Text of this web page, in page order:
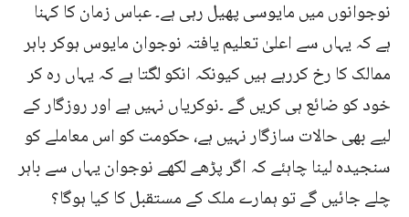
نوجوانوں میں مایوسی پھیل رہی ہے۔ عباس زمان کا کہنا
ہے کہ یہاں سے اعلیٰ تعلیم یافتہ نوجوان مایوس ہوکر باہر
ممالک کا رخ کررہے ہیں کیونکہ انکو لگتا ہے کہ یہاں رہ کر
خود کو ضائع ہی کریں گے ۔نوکریاں نہیں ہے اور روزگار کے
لیے بھی حالات سازگار نہیں ہے، حکومت کو اس معاملے کو
سنجیدہ لینا چاہئے کہ اگر پڑھے لکھے نوجوان یہاں سے باہر
چلے جائیں گے تو ہمارے ملک کے مستقبل کا کیا ہوگا؟